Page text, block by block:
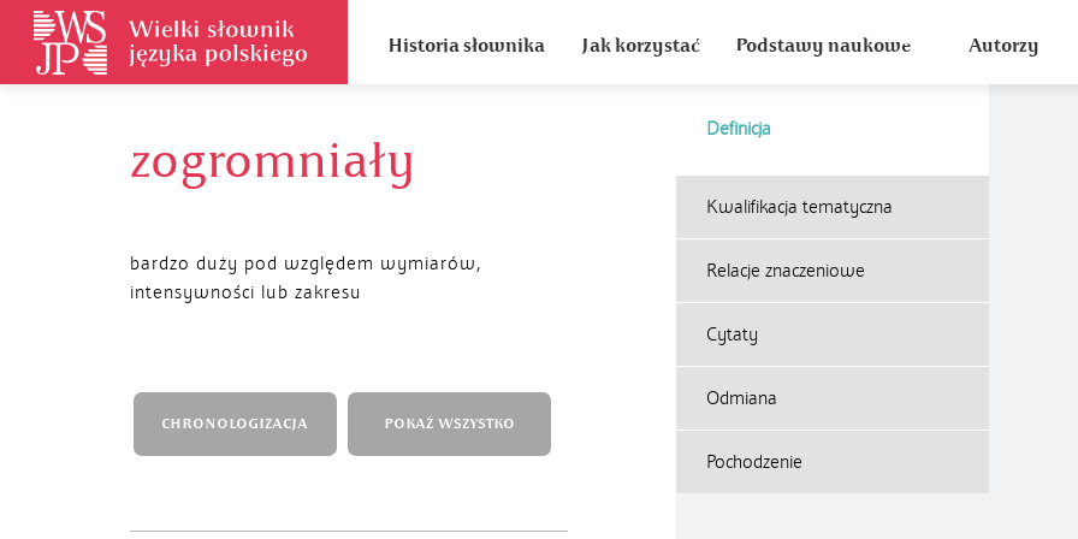
Historia słownika Jak korzystać Podstawy naukowe Autorzy
zogromniały
Definicja
bardzo duży pod względem wymiarów,
intensywności lub zakresu
Kwalifikacja tematyczna
Relacje znaczeniowe
Cytaty
Odmiana
Pochodzenie
CHRONOLOGIZACJA POKAŻ WSZYSTKO